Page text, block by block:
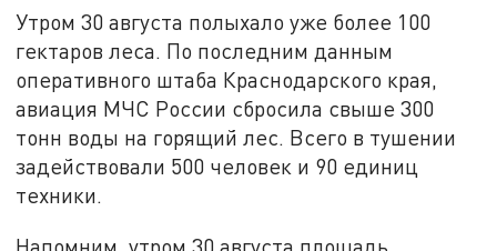
Утром 30 августа полыхало уже более 100
гектаров леса. По последним данным
оперативного штаба Краснодарского края,
авиация МЧС России сбросила свыше 300
тонн воды на горящий лес. Всего в тушении
задействовали 500 человек и 90 единиц
техники.
Напомним, утром 30 августа площадь